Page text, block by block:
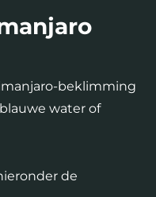
beklimming
water of
de